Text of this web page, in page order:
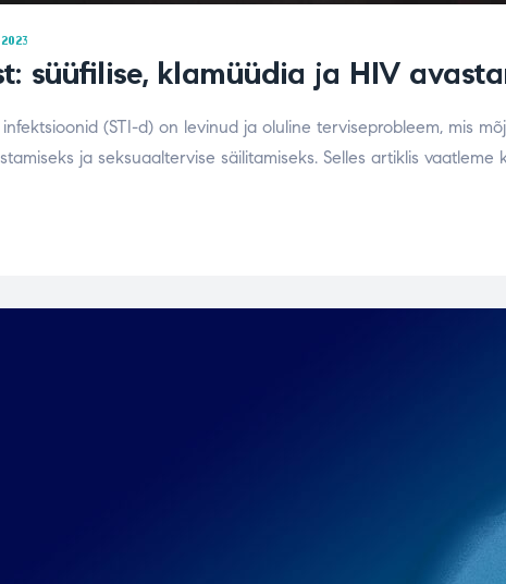
süüfilise, klamüüdia ja HIV
(STI-d) on levinud ja oluline terviseprobleem, mis
ja seksuaaltervise säilitamiseks. Selles artiklis